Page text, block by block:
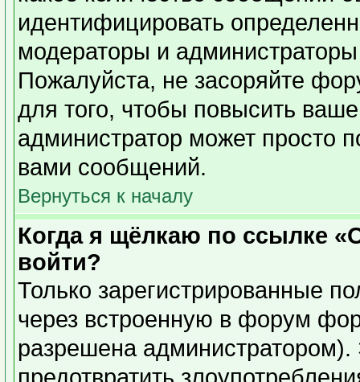
идентифицировать
модераторы и
Пожалуйста, не засоряйте
для того, чтобы повысить
администратор может просто
вами сообщений.
Вернуться к началу
Когда я щёлкаю по ссылке
войти?
Только зарегистрированные
через встроенную в форум
разрешена